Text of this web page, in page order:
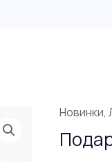
Новинки,
товара